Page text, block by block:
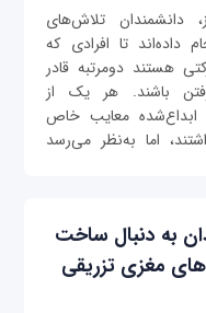
دانشمندان تلاش‌های
داده‌اند تا افرادی که
هستند دومرتبه قادر
باشند. هر یک از
ابداع‌شده معایب خاص
اما به‌نظر می‌رسد
به دنبال ساخت
مغزی تزریقی